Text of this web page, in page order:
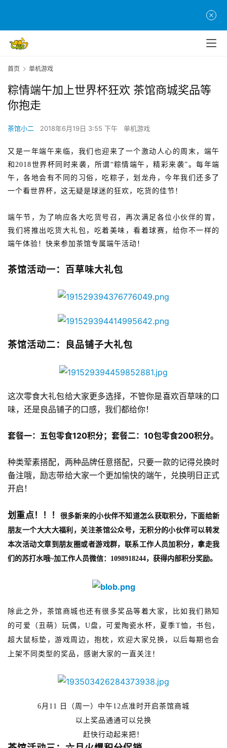
首页 单机游戏
粽情端午加上世界杯狂欢 茶馆商城奖品等
你抱走
茶馆小二 2018年6月19日 3:55 下午 单机游戏
又是一年端午来临，我们也迎来了一个激动人心的周末，端午
和2018世界杯同时来袭，所谓“粽情端午，精彩来袭”。每年端
午，各地会有不同的习俗，吃粽子，划龙舟，今年我们还多了
一个看世界杯，这无疑是球迷的狂欢，吃货的佳节！
端午节，为了响应各大吃货号召，再次满足各位小伙伴的胃，
我们将推出吃货大礼包，吃着美味，看着球赛，给你不一样的
端午体验！快来参加茶馆专属端午活动！
茶馆活动一：百草味大礼包
茶馆活动二：良品铺子大礼包
这次零食大礼包给大家更多选择，不管你是喜欢百草味的口
味，还是良品铺子的口感，我们都给你！
套餐一：五包零食120积分；套餐二：10包零食200积分。
种类荤素搭配，两种品牌任意搭配，只要一款的记得兑换时
备注哦，励志带给大家一个更加愉快的端午，兑换明日正式
开启！
划重点！！！
很多新来的小伙伴不知道怎么获取积分，下面给新
朋友一个大大大福利， 关注茶馆公众号，无积分的小伙伴可以转发
本次活动文章到朋友圈 或者游戏群， 联系工作人员加积分，拿走我
们的苏打水哦~加工作人员微信： 1098918244，获得内部积分奖励。
除此之外，茶馆商城也还有很多奖品等着大家，比如我们熟知
的可爱（丑萌）玩偶， U盘，可爱陶瓷水杯，夏季T恤，书包，
超大鼠标垫，游戏周边，抱枕，欢迎大家兑换，以后每期也会
上架不同类型的奖品，感谢大家的一直关注！
6月 11 日（周一）中午12点准时开启茶馆商城
以上奖品通通可以兑换
赶快行动起来把！